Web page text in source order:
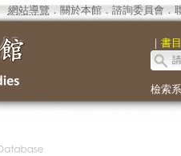
網站導覽 ． 關於本館． 諮詢委員會．
｜ 書目
檢索